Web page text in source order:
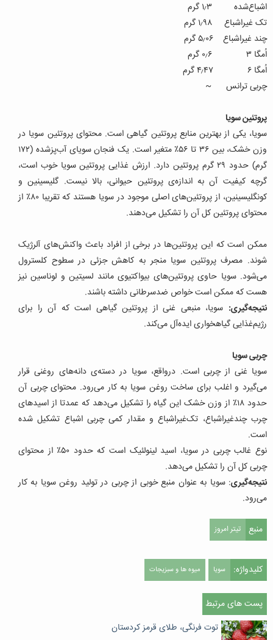
اشباع‌شده ۱٫۳ گرم
تک غیراشباع ۱٫۹۸ گرم
چند غیراشباع ۵٫۰۶ گرم
اُمگا ۳ ۰٫۶ گرم
اُمگا ۶ ۴٫۴۷ گرم
چربی ترانس ~
پروتئین سویا
سویا، یکی از بهترین منابع پروتئین گیاهی است. محتوای پروتئین سویا در
وزن خشک، بین ۳۶ تا ۵۶٪ متغیر است. یک فنجان سویای آب‌پزشده (۱۷۲
گرم) حدود ۲۹ گرم پروتئین دارد. ارزش غذایی پروتئین سویا خوب است،
گرچه کیفیت آن به اندازه‌ی پروتئین حیوانی، بالا نیست. گلیسینین و
کونگلیسینین، از پروتئین‌های اصلی موجود در سویا هستند که تقریبا ۸۰٪ از
محتوای پروتئین کل آن را تشکیل می‌دهند.
ممکن است که این پروتئین‌ها در برخی از افراد باعث واکنش‌های آلرژیک
شوند. مصرف پروتئین سویا منجر به کاهش جزئی در سطوح کلسترول
می‌شود. سویا حاوی پروتئین‌های بیواکتیوی مانند لسیتین و لوناسین نیز
هست که ممکن است خواص ضدسرطانی داشته باشند.
نتیجه‌گیری: سویا، منبعی غنی از پروتئین گیاهی است که آن را برای
رژیم‌غذایی گیاهخواری ایده‌آل می‌کند.
چربی سویا
سویا غنی از چربی است. درواقع، سویا در دسته‌ی دانه‌های روغنی قرار
می‌گیرد و اغلب برای ساخت روغن سویا به کار می‌رود. محتوای چربی آن
حدود ۱۸٪ از وزن خشک این گیاه را تشکیل می‌دهد که عمدتا از اسیدهای
چرب چند‌غیراشباع، تک‌غیراشباع و مقدار کمی چربی اشباع تشکیل شده‌
است.
نوع غالب چربی در سویا، اسید لینولئیک است که حدود ۵۰٪ از محتوای
چربی کل آن را تشکیل می‌دهد.
نتیجه‌گیری: سویا به عنوان منبع خوبی از چربی در تولید روغن سویا به کار
می‌رود.
منبع تیتر امروز
کلیدواژه: سویا میوه ها و سبزیجات
پست های مرتبط
توت فرنگی، طلای قرمز کردستان